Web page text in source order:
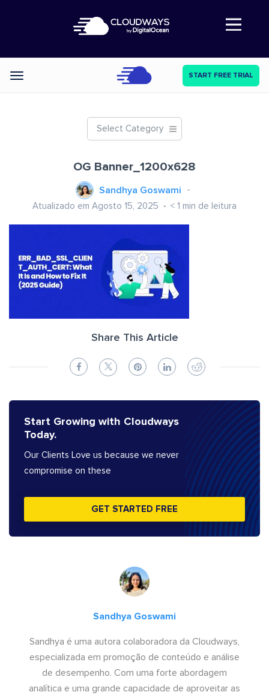
Abre a navegação
Categories START FREE TRIAL
Select Category
OG Banner_1200x628
Sandhya Goswami
Atualizado em Agosto 15, 2025 < 1 min de leitura
Share This Article
Start Growing with Cloudways
Today.
Our Clients Love us because we never
compromise on these
GET STARTED FREE
Sandhya Goswami
Sandhya é uma autora colaboradora da Cloudways,
especializada em promoção de conteúdo e análise
de desempenho. Com uma forte abordagem
analítica e uma grande capacidade de aproveitar as